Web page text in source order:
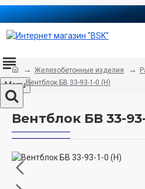
Menu
Железобетонные изделия
Вентблок БВ 33-93-1-0 (Н)
Вентблок БВ 33-